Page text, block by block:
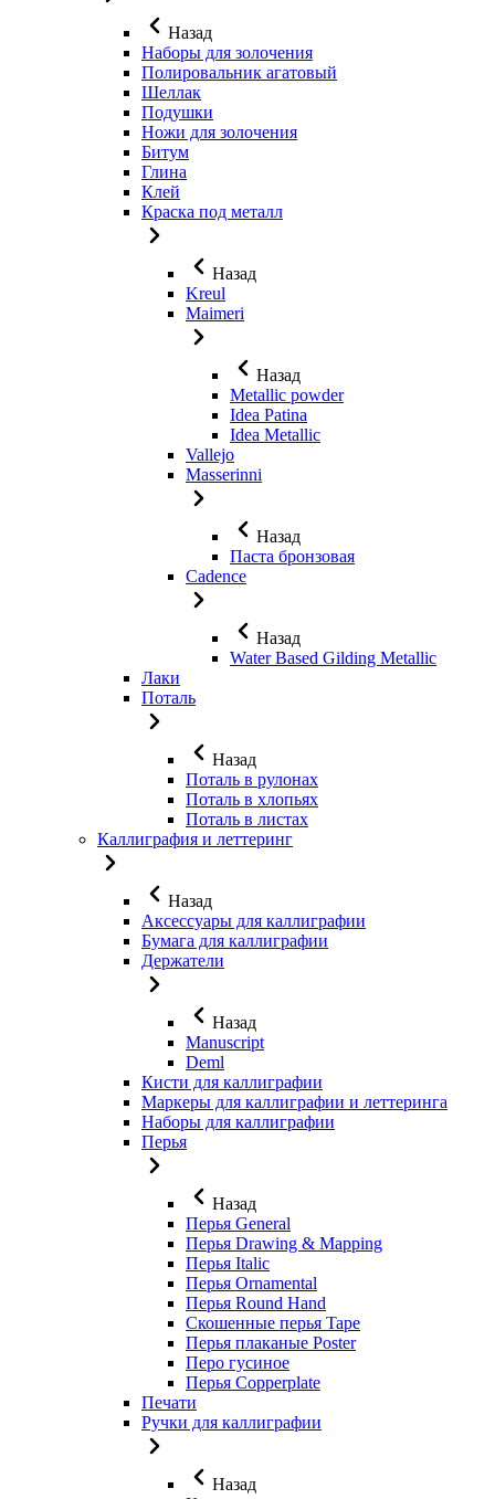
Назад
Наборы для золочения
Полировальник агатовый
Шеллак
Подушки
Ножи для золочения
Битум
Глина
Клей
Краска под металл
Назад
Kreul
Maimeri
Назад
Metallic powder
Idea Patina
Idea Metallic
Vallejo
Masserinni
Назад
Паста бронзовая
Cadence
Назад
Water Based Gilding Metallic
Лаки
Поталь
Назад
Поталь в рулонах
Поталь в хлопьях
Поталь в листах
Каллиграфия и леттеринг
Назад
Аксессуары для каллиграфии
Бумага для каллиграфии
Держатели
Назад
Manuscript
Deml
Кисти для каллиграфии
Маркеры для каллиграфии и леттеринга
Наборы для каллиграфии
Перья
Назад
Перья General
Перья Drawing & Mapping
Перья Italic
Перья Ornamental
Перья Round Hand
Скошенные перья Tape
Перья плаканые Poster
Перо гусиное
Перья Copperplate
Печати
Ручки для каллиграфии
Назад